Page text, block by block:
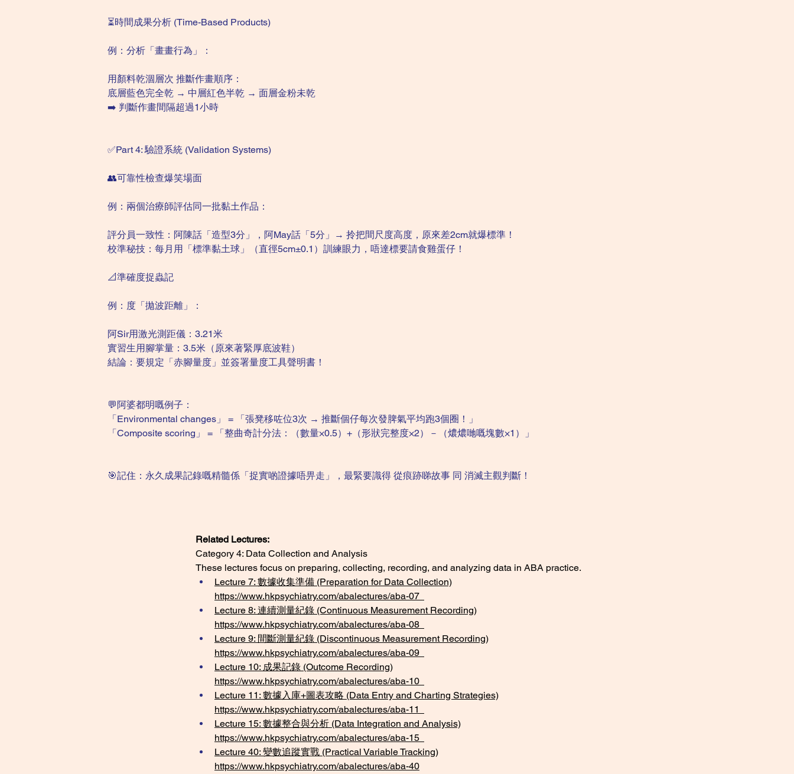
⏳時間成果分析 (Time-Based Products)
例：分析「畫畫行為」：
用顏料乾涸層次 推斷作畫順序：
底層藍色完全乾 → 中層紅色半乾 → 面層金粉未乾
➡️ 判斷作畫間隔超過1小時
✅Part 4: 驗證系統 (Validation Systems)
👥可靠性檢查爆笑場面
例：兩個治療師評估同一批黏土作品：
評分員一致性：阿陳話「造型3分」，阿May話「5分」→ 拎把間尺度高度，原來差2cm就爆標準！
校準秘技：每月用「標準黏土球」（直徑5cm±0.1）訓練眼力，唔達標要請食雞蛋仔！
📐準確度捉蟲記
例：度「拋波距離」：
阿Sir用激光測距儀：3.21米
實習生用腳掌量：3.5米（原來著緊厚底波鞋）
結論：要規定「赤腳量度」並簽署量度工具聲明書！
💬阿婆都明嘅例子：
「Environmental changes」 = 「張凳移咗位3次 → 推斷個仔每次發脾氣平均跑3個圈！」
「Composite scoring」 = 「整曲奇計分法：（數量×0.5）+（形狀完整度×2）－（燶燶哋嘅塊數×1）」
🎯記住：永久成果記錄嘅精髓係「捉實啲證據唔畀走」，最緊要識得 從痕跡睇故事 同 消滅主觀判斷！
Related Lectures:
Category 4: Data Collection and Analysis
These lectures focus on preparing, collecting, recording, and analyzing data in ABA practice.
Lecture 7: 數據收集準備 (Preparation for Data Collection)
https://www.hkpsychiatry.com/abalectures/aba-07
Lecture 8: 連續測量紀錄 (Continuous Measurement Recording)
https://www.hkpsychiatry.com/abalectures/aba-08
Lecture 9: 間斷測量紀錄 (Discontinuous Measurement Recording)
https://www.hkpsychiatry.com/abalectures/aba-09
Lecture 10: 成果記錄 (Outcome Recording)
https://www.hkpsychiatry.com/abalectures/aba-10
Lecture 11: 數據入庫+圖表攻略 (Data Entry and Charting Strategies)
https://www.hkpsychiatry.com/abalectures/aba-11
Lecture 15: 數據整合與分析 (Data Integration and Analysis)
https://www.hkpsychiatry.com/abalectures/aba-15
Lecture 40: 變數追蹤實戰 (Practical Variable Tracking)
https://www.hkpsychiatry.com/abalectures/aba-40